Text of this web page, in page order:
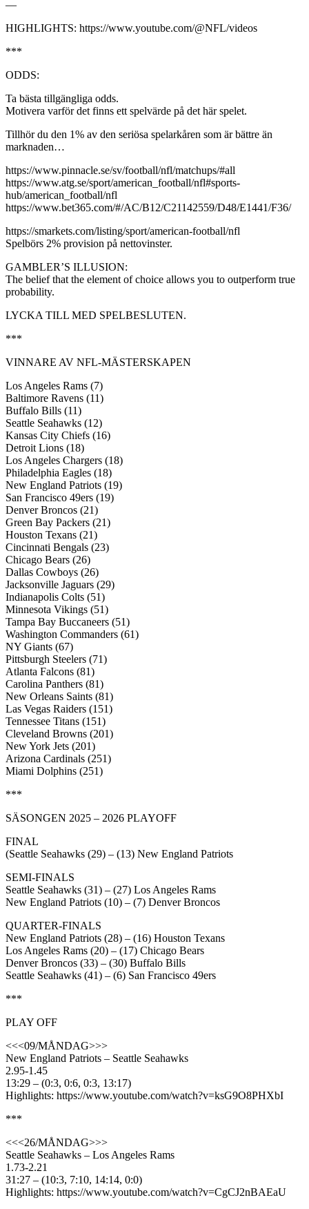
—
HIGHLIGHTS: https://www.youtube.com/@NFL/videos
***
ODDS:
Ta bästa tillgängliga odds.
Motivera varför det finns ett spelvärde på det här spelet.
Tillhör du den 1% av den seriösa spelarkåren som är bättre än
marknaden…
https://www.pinnacle.se/sv/football/nfl/matchups/#all
https://www.atg.se/sport/american_football/nfl#sports-
hub/american_football/nfl
https://www.bet365.com/#/AC/B12/C21142559/D48/E1441/F36/
https://smarkets.com/listing/sport/american-football/nfl
Spelbörs 2% provision på nettovinster.
GAMBLER’S ILLUSION:
The belief that the element of choice allows you to outperform true
probability.
LYCKA TILL MED SPELBESLUTEN.
***
VINNARE AV NFL-MÄSTERSKAPEN
Los Angeles Rams (7)
Baltimore Ravens (11)
Buffalo Bills (11)
Seattle Seahawks (12)
Kansas City Chiefs (16)
Detroit Lions (18)
Los Angeles Chargers (18)
Philadelphia Eagles (18)
New England Patriots (19)
San Francisco 49ers (19)
Denver Broncos (21)
Green Bay Packers (21)
Houston Texans (21)
Cincinnati Bengals (23)
Chicago Bears (26)
Dallas Cowboys (26)
Jacksonville Jaguars (29)
Indianapolis Colts (51)
Minnesota Vikings (51)
Tampa Bay Buccaneers (51)
Washington Commanders (61)
NY Giants (67)
Pittsburgh Steelers (71)
Atlanta Falcons (81)
Carolina Panthers (81)
New Orleans Saints (81)
Las Vegas Raiders (151)
Tennessee Titans (151)
Cleveland Browns (201)
New York Jets (201)
Arizona Cardinals (251)
Miami Dolphins (251)
***
SÄSONGEN 2025 – 2026 PLAYOFF
FINAL
(Seattle Seahawks (29) – (13) New England Patriots
SEMI-FINALS
Seattle Seahawks (31) – (27) Los Angeles Rams
New England Patriots (10) – (7) Denver Broncos
QUARTER-FINALS
New England Patriots (28) – (16) Houston Texans
Los Angeles Rams (20) – (17) Chicago Bears
Denver Broncos (33) – (30) Buffalo Bills
Seattle Seahawks (41) – (6) San Francisco 49ers
***
PLAY OFF
<<<09/MÅNDAG>>>
New England Patriots – Seattle Seahawks
2.95-1.45
13:29 – (0:3, 0:6, 0:3, 13:17)
Highlights: https://www.youtube.com/watch?v=ksG9O8PHXbI
***
<<<26/MÅNDAG>>>
Seattle Seahawks – Los Angeles Rams
1.73-2.21
31:27 – (10:3, 7:10, 14:14, 0:0)
Highlights: https://www.youtube.com/watch?v=CgCJ2nBAEaU